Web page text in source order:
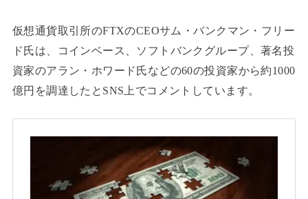
仮想通貨取引所のFTXのCEOサム・バンクマン・フリー
ド氏は、コインベース、ソフトバンクグループ、著名投
資家のアラン・ホワード氏などの60の投資家から約1000
億円を調達したとSNS上でコメントしています。